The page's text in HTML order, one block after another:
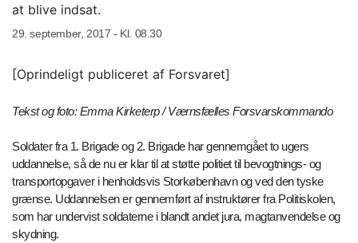
at blive indsat.
29. september, 2017 - Kl. 08.30
[Oprindeligt publiceret af Forsvaret]
Tekst og foto: Emma Kirketerp / Værnsfælles Forsvarskommando
Soldater fra 1. Brigade og 2. Brigade har gennemgået to ugers
uddannelse, så de nu er klar til at støtte politiet til bevogtnings- og
transportopgaver i henholdsvis Storkøbenhavn og ved den tyske
grænse. Uddannelsen er gennemført af instruktører fra Politiskolen,
som har undervist soldaterne i blandt andet jura, magtanvendelse og
skydning.